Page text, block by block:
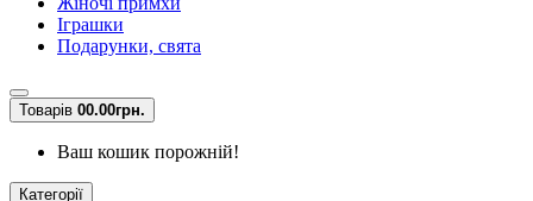
Іграшки
Подарунки, свята
Товарів 00.00грн.
Ваш кошик порожній!
Категорії